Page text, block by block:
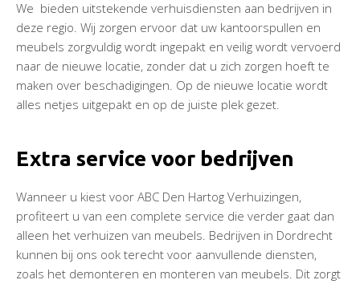
We bieden uitstekende verhuisdiensten aan bedrijven in
deze regio. Wij zorgen ervoor dat uw kantoorspullen en
meubels zorgvuldig wordt ingepakt en veilig wordt vervoerd
naar de nieuwe locatie, zonder dat u zich zorgen hoeft te
maken over beschadigingen. Op de nieuwe locatie wordt
alles netjes uitgepakt en op de juiste plek gezet.
Extra service voor bedrijven
Wanneer u kiest voor ABC Den Hartog Verhuizingen,
profiteert u van een complete service die verder gaat dan
alleen het verhuizen van meubels. Bedrijven in Dordrecht
kunnen bij ons ook terecht voor aanvullende diensten,
zoals het demonteren en monteren van meubels. Dit zorgt